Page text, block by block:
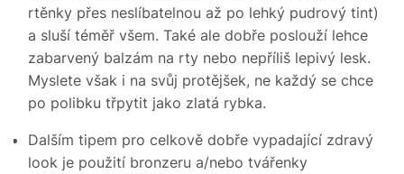
rtěnky přes neslíbatelnou až po lehký pudrový tint)
a sluší téměř všem. Také ale dobře poslouží lehce
zabarvený balzám na rty nebo nepříliš lepivý lesk.
Myslete však i na svůj protějšek, ne každý se chce
po polibku třpytit jako zlatá rybka.
Dalším tipem pro celkově dobře vypadající zdravý
look je použití bronzeru a/nebo tvářenky